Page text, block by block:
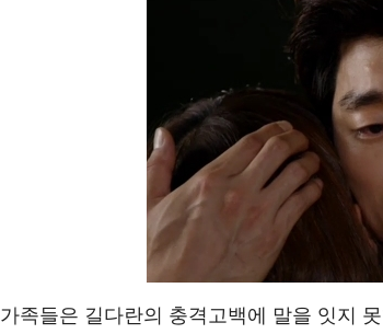
가족들은 길다란의 충격고백에 말을 잇지